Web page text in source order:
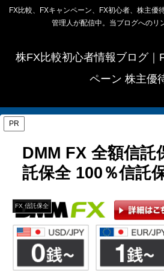
FX比較、FXキャンペーン、FX初心者、株主優
管理人が配信中。当ブログへのリ
株FX比較初心者情報ブログ｜
ペーン 株主優
PR
DMM FX 全額信託
託保全 100％信託
FX 信託保全